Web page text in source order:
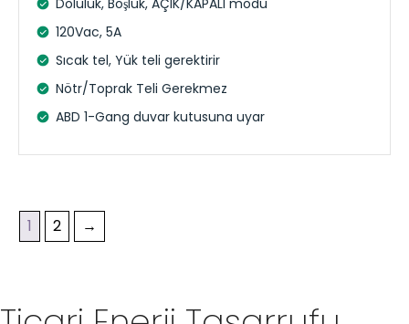
120Vac, 5A
Sıcak tel, Yük teli gerektirir
Nötr/Toprak Teli Gerekmez
ABD 1-Gang duvar kutusuna uyar
1 2 →